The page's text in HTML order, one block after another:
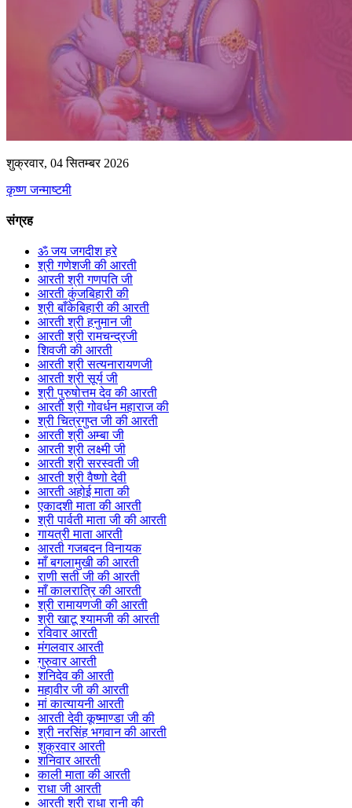
शुक्रवार, 04 सितम्बर 2026
कृष्ण जन्माष्टमी
संग्रह
ॐ जय जगदीश हरे
श्री गणेशजी की आरती
आरती श्री गणपति जी
आरती कुंजबिहारी की
श्री बाँकेबिहारी की आरती
आरती श्री हनुमान जी
आरती श्री रामचन्द्रजी
शिवजी की आरती
आरती श्री सत्यनारायणजी
आरती श्री सूर्य जी
श्री पुरुषोत्तम देव की आरती
आरती श्री गोवर्धन महाराज की
श्री चित्रगुप्त जी की आरती
आरती श्री अम्बा जी
आरती श्री लक्ष्मी जी
आरती श्री सरस्वती जी
आरती श्री वैष्णो देवी
आरती अहोई माता की
एकादशी माता की आरती
श्री पार्वती माता जी की आरती
गायत्री माता आरती
आरती गजबदन विनायक
माँ बगलामुखी की आरती
राणी सती जी की आरती
माँ कालरात्रि की आरती
श्री रामायणजी की आरती
श्री खाटू श्यामजी की आरती
रविवार आरती
मंगलवार आरती
गुरुवार आरती
शनिदेव की आरती
महावीर जी की आरती
मां कात्यायनी आरती
आरती देवी कूष्माण्डा जी की
श्री नरसिंह भगवान की आरती
शुक्रवार आरती
शनिवार आरती
काली माता की आरती
राधा जी आरती
आरती श्री राधा रानी की